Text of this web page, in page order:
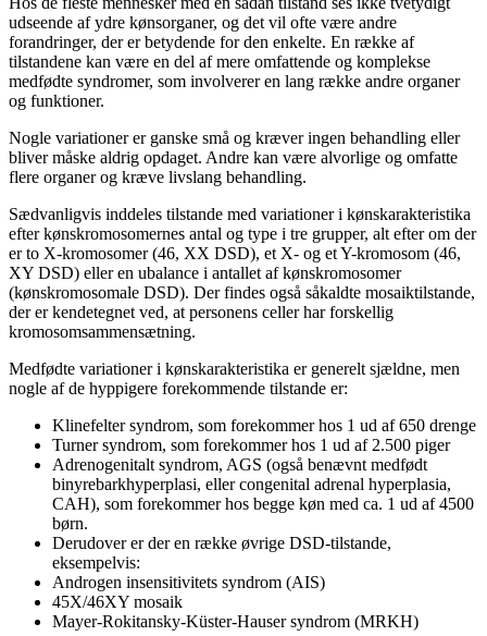
udseende af ydre kønsorganer, og det vil ofte være andre
forandringer, der er betydende for den enkelte. En række af
tilstandene kan være en del af mere omfattende og komplekse
medfødte syndromer, som involverer en lang række andre organer
og funktioner.
Nogle variationer er ganske små og kræver ingen behandling eller
bliver måske aldrig opdaget. Andre kan være alvorlige og omfatte
flere organer og kræve livslang behandling.
Sædvanligvis inddeles tilstande med variationer i kønskarakteristika
efter kønskromosomernes antal og type i tre grupper, alt efter om der
er to X-kromosomer (46, XX DSD), et X- og et Y-kromosom (46,
XY DSD) eller en ubalance i antallet af kønskromosomer
(kønskromosomale DSD). Der findes også såkaldte mosaiktilstande,
der er kendetegnet ved, at personens celler har forskellig
kromosomsammensætning.
Medfødte variationer i kønskarakteristika er generelt sjældne, men
nogle af de hyppigere forekommende tilstande er:
Klinefelter syndrom, som forekommer hos 1 ud af 650 drenge
Turner syndrom, som forekommer hos 1 ud af 2.500 piger
Adrenogenitalt syndrom, AGS (også benævnt medfødt
binyrebarkhyperplasi, eller congenital adrenal hyperplasia,
CAH), som forekommer hos begge køn med ca. 1 ud af 4500
børn.
Derudover er der en række øvrige DSD-tilstande,
eksempelvis:
Androgen insensitivitets syndrom (AIS)
45X/46XY mosaik
Mayer-Rokitansky-Küster-Hauser syndrom (MRKH)